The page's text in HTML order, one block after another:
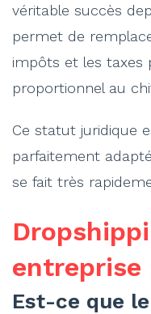
véritable succès
permet de
impôts et les taxes
proportionnel au
Ce statut juridique
parfaitement
se fait très
entreprise
Est-ce que